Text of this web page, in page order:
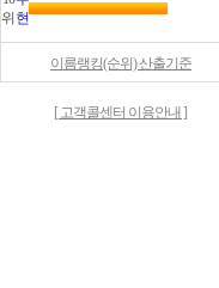
위 현
이름랭킹(순위) 산출기준
[ 고객콜센터 이용안내 ]